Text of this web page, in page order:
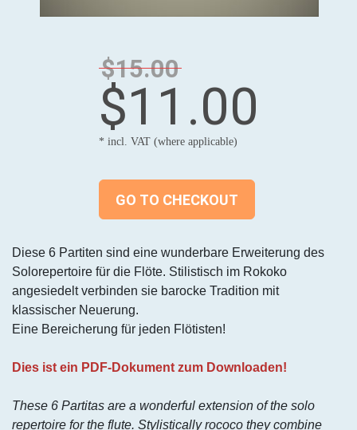
$15.00
$11.00
* incl. VAT (where applicable)
GO TO CHECKOUT
Diese 6 Partiten sind eine wunderbare Erweiterung des
Solorepertoire für die Flöte. Stilistisch im Rokoko
angesiedelt verbinden sie barocke Tradition mit
klassischer Neuerung.
Eine Bereicherung für jeden Flötisten!
Dies ist ein PDF-Dokument zum Downloaden!
These 6 Partitas are a wonderful extension of the solo
repertoire for the flute. Stylistically rococo they combine